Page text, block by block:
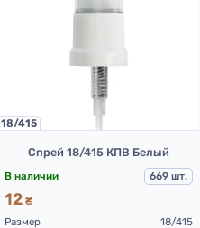
18/415
Спрей 18/415 КПВ Белый
В наличии 669 шт.
12 ₴
Размер
18/415